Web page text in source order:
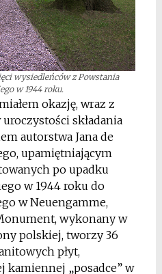
wysiedleńców z Powstania
w 1944 roku.
okazję, wraz z
składania
autorstwa Jana de
upamiętniającym
po upadku
w 1944 roku do
w Neuengamme,
wykonany w
polskiej, tworzy 36
płyt,
kamiennej „posadce” w